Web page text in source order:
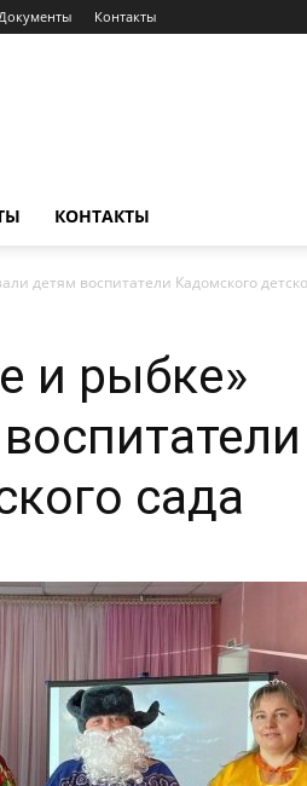
Контакты
КОНТАКТЫ
детям воспитатели Кадомского
и рыбке»
сада